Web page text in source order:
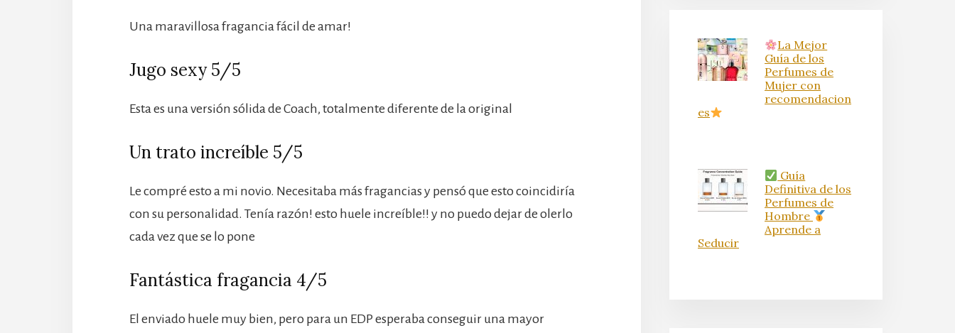
Una maravillosa fragancia fácil de amar!
Jugo sexy 5/5
Esta es una versión sólida de Coach, totalmente diferente de la original
Un trato increíble 5/5
Le compré esto a mi novio. Necesitaba más fragancias y pensó que esto coincidiría
con su personalidad. Tenía razón! esto huele increíble!! y no puedo dejar de olerlo
cada vez que se lo pone
Fantástica fragancia 4/5
El enviado huele muy bien, pero para un EDP esperaba conseguir una mayor
La Mejor
Guía de los
Perfumes de
Mujer con
recomendacion
es
Guía
Definitiva de los
Perfumes de
Hombre
Aprende a
Seducir